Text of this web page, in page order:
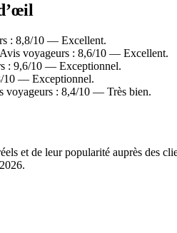
: 8,8/10 — Excellent.
voyageurs : 8,6/10 — Excellent.
: 9,6/10 — Exceptionnel.
10 — Exceptionnel.
voyageurs : 8,4/10 — Très bien.
et de leur popularité auprès
.